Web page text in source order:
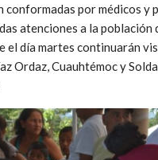
conformadas por médicos y
atenciones a la
el día martes continuarán
Ordaz, Cuauhtémoc y